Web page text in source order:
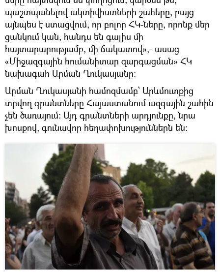
պաշտպանելով ակտիվիստների շահերը, բայց
այնպես է ստացվում, որ բոլոր ՀԿ-ները, որոնք մեր
ցանկում կան, հանդս են գալիս մի
հայտարարությամբ, մի ճակատով»,- ասաց
«Միջազգային հումանիտար զարգացման» ՀԿ
նախագահ Արման Ղուկասյանը։
Արման Ղուկասյանի համոզմամբ՝ Արևմուտքից
տրվող գրանտները Հայաստանում ազգային շահին
չեն ծառայում: Այդ գրանտների արդյունքը, նրա
խոսքով, գունավոր հեղափոխություններն են: